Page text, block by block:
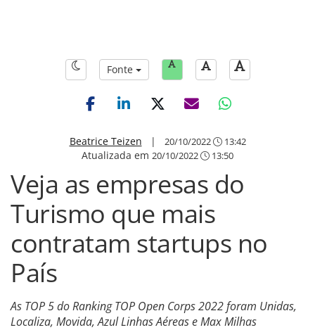
Fonte
Beatrice Teizen | 20/10/2022 13:42
Atualizada em 20/10/2022 13:50
Veja as empresas do
Turismo que mais
contratam startups no
País
As TOP 5 do Ranking TOP Open Corps 2022 foram Unidas,
Localiza, Movida, Azul Linhas Aéreas e Max Milhas